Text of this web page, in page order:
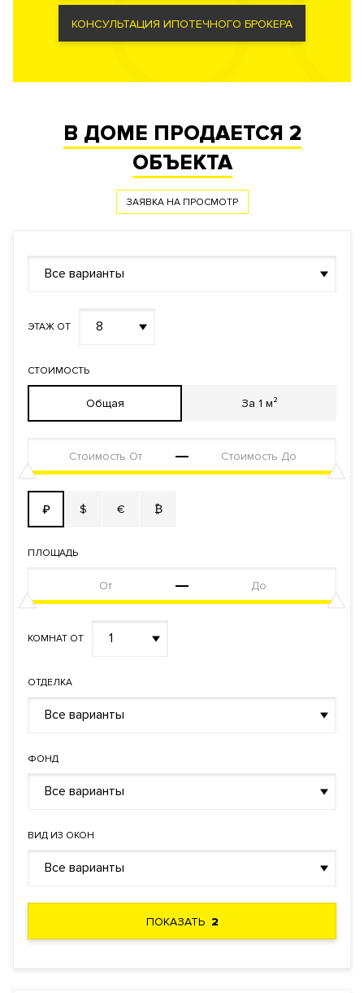
Документы ЗАЯВКА НА ЮРИДИЧЕСКУЮ КОНСУЛЬТАЦИЮ
Апартаменты
КОНСУЛЬТАЦИЯ ИПОТЕЧНОГО БРОКЕРА
В ДОМЕ ПРОДАЕТСЯ 2
ОБЪЕКТА
ЗАЯВКА НА ПРОСМОТР
Все варианты
ЭТАЖ ОТ 8
СТОИМОСТЬ
Общая За 1 м²
₽ $ € ₿
ПЛОЩАДЬ
КОМНАТ ОТ 1
ОТДЕЛКА
Все варианты
ФОНД
Все варианты
ВИД ИЗ ОКОН
Все варианты
ПОКАЗАТЬ2